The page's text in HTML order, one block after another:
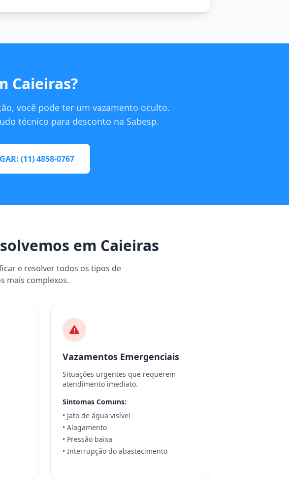
Caieiras?
você pode ter um vazamento oculto.
técnico para desconto na Sabesp.
(11) 4858-0767
em Caieiras
e resolver todos os tipos de
mais complexos.
Vazamentos Emergenciais
Situações urgentes que requerem
atendimento imediato.
Sintomas Comuns:
• Jato de água visível
• Alagamento
• Pressão baixa
• Interrupção do abastecimento